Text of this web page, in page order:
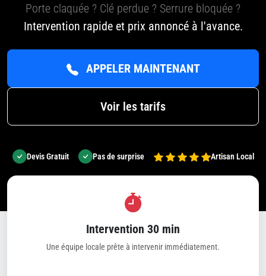
Porte claquée ? Clé perdue ? Serrure bloquée ?
Intervention rapide et prix annoncé à l'avance.
APPELER MAINTENANT
Voir les tarifs
Devis Gratuit Pas de surprise Artisan Local
Intervention 30 min
Une équipe locale prête à intervenir immédiatement.